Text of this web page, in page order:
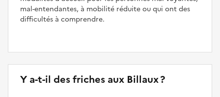
mal-entendantes, à mobilité réduite ou qui ont des
difficultés à comprendre.
Y a-t-il des friches aux Billaux ?